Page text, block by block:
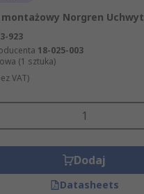
Norgren Uchwyt
923
18-025-003
(1 sztuka)
VAT)
Dodaj
Datasheets